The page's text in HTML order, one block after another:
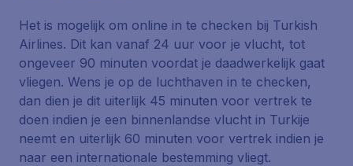
Het is mogelijk om online in te checken bij Turkish
Airlines. Dit kan vanaf 24 uur voor je vlucht, tot
ongeveer 90 minuten voordat je daadwerkelijk gaat
vliegen. Wens je op de luchthaven in te checken,
dan dien je dit uiterlijk 45 minuten voor vertrek te
doen indien je een binnenlandse vlucht in Turkije
neemt en uiterlijk 60 minuten voor vertrek indien je
naar een internationale bestemming vliegt.